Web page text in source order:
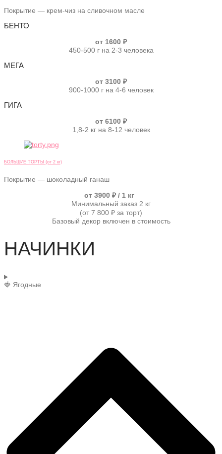
Покрытие — крем-чиз на сливочном масле
БЕНТО
от 1600 ₽
450-500 г на 2-3 человека
МЕГА
от 3100 ₽
900-1000 г на 4-6 человек
ГИГА
от 6100 ₽
1,8-2 кг на 8-12 человек
БОЛЬШИЕ ТОРТЫ (от 2 кг)
Покрытие — шоколадный ганаш
от 3900 ₽ / 1 кг
Минимальный заказ 2 кг
(от 7 800 ₽ за торт)
Базовый декор включен в стоимость
НАЧИНКИ
🍓 Ягодные